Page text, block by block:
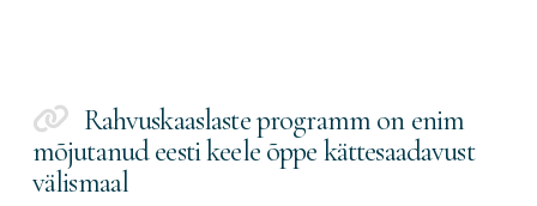
Rahvuskaaslaste programm on enim
mõjutanud eesti keele õppe kättesaadavust
välismaal